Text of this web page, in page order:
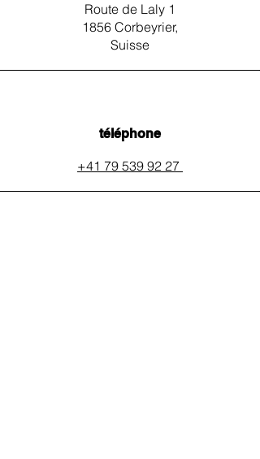
Route de Laly 1
1856 Corbeyrier,
Suisse
téléphone
+41 79 539 92 27